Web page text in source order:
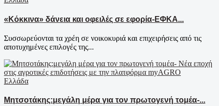
«Κόκκινα» δάνεια και οφειλές σε εφορία-ΕΦΚΑ...
Συσσωρεύονται τα χρέη σε νοικοκυριά και επιχειρήσεις από τις
αποτυχημένες επιλογές της...
Ελλάδα
Μητσοτάκης:μεγάλη μέρα για τον πρωτογενή τομέα-...